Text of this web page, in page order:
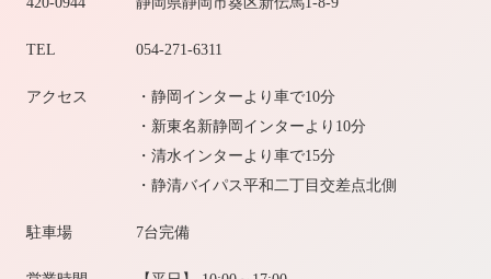
TEL 054-271-6311
アクセス
・静岡インターより車で10分
・新東名新静岡インターより10分
・清水インターより車で15分
・静清バイパス平和二丁目交差点北側
駐車場 7台完備